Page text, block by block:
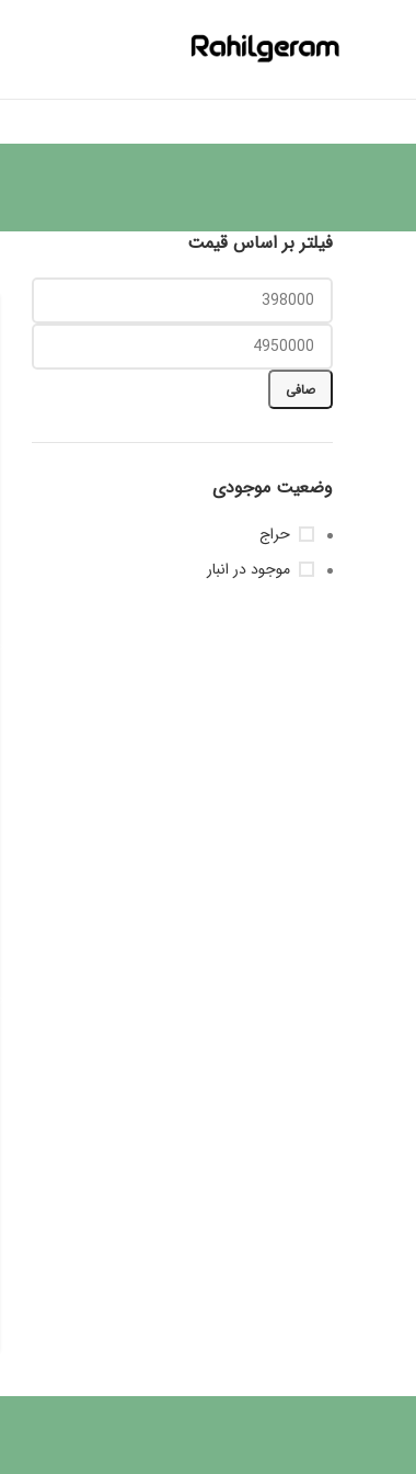
فیلتر بر اساس قیمت
صافی
وضعیت موجودی
حراج
موجود در انبار